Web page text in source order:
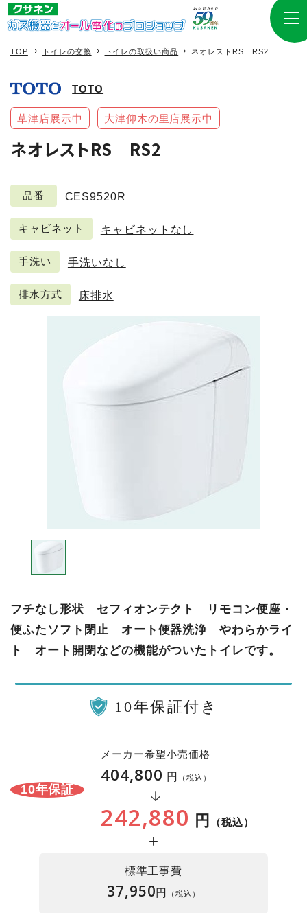
TOP トイレの交換 トイレの取扱い商品 ネオレストRS RS2
TOTO
草津店展示中 大津仰木の里店展示中
ネオレストRS RS2
品番 CES9520R
キャビネット キャビネットなし
手洗い 手洗いなし
排水方式 床排水
フチなし形状 セフィオンテクト リモコン便座・
便ふたソフト閉止 オート便器洗浄 やわらかライ
ト オート開閉などの機能がついたトイレです。
10年保証付き
10年保証
メーカー希望小売価格
404,800 円 （税込）
242,880 円 （税込）
+
標準工事費
37,950円 （税込）